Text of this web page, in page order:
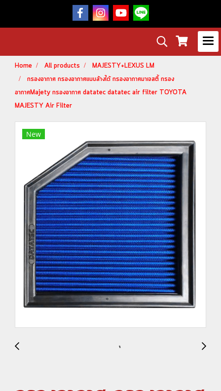
Home All products
MAJESTY+LEXUS LM
กรองอากาศ กรองอากาศแบบล้างได้ กรองอากาศมาเจสตี้ กรอง
อากาศMajety กรองอากาศ datatec datatec air filter TOYOTA
MAJESTY Air Filter
New